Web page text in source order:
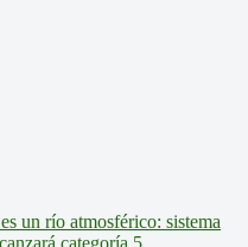
un río atmosférico: sistema